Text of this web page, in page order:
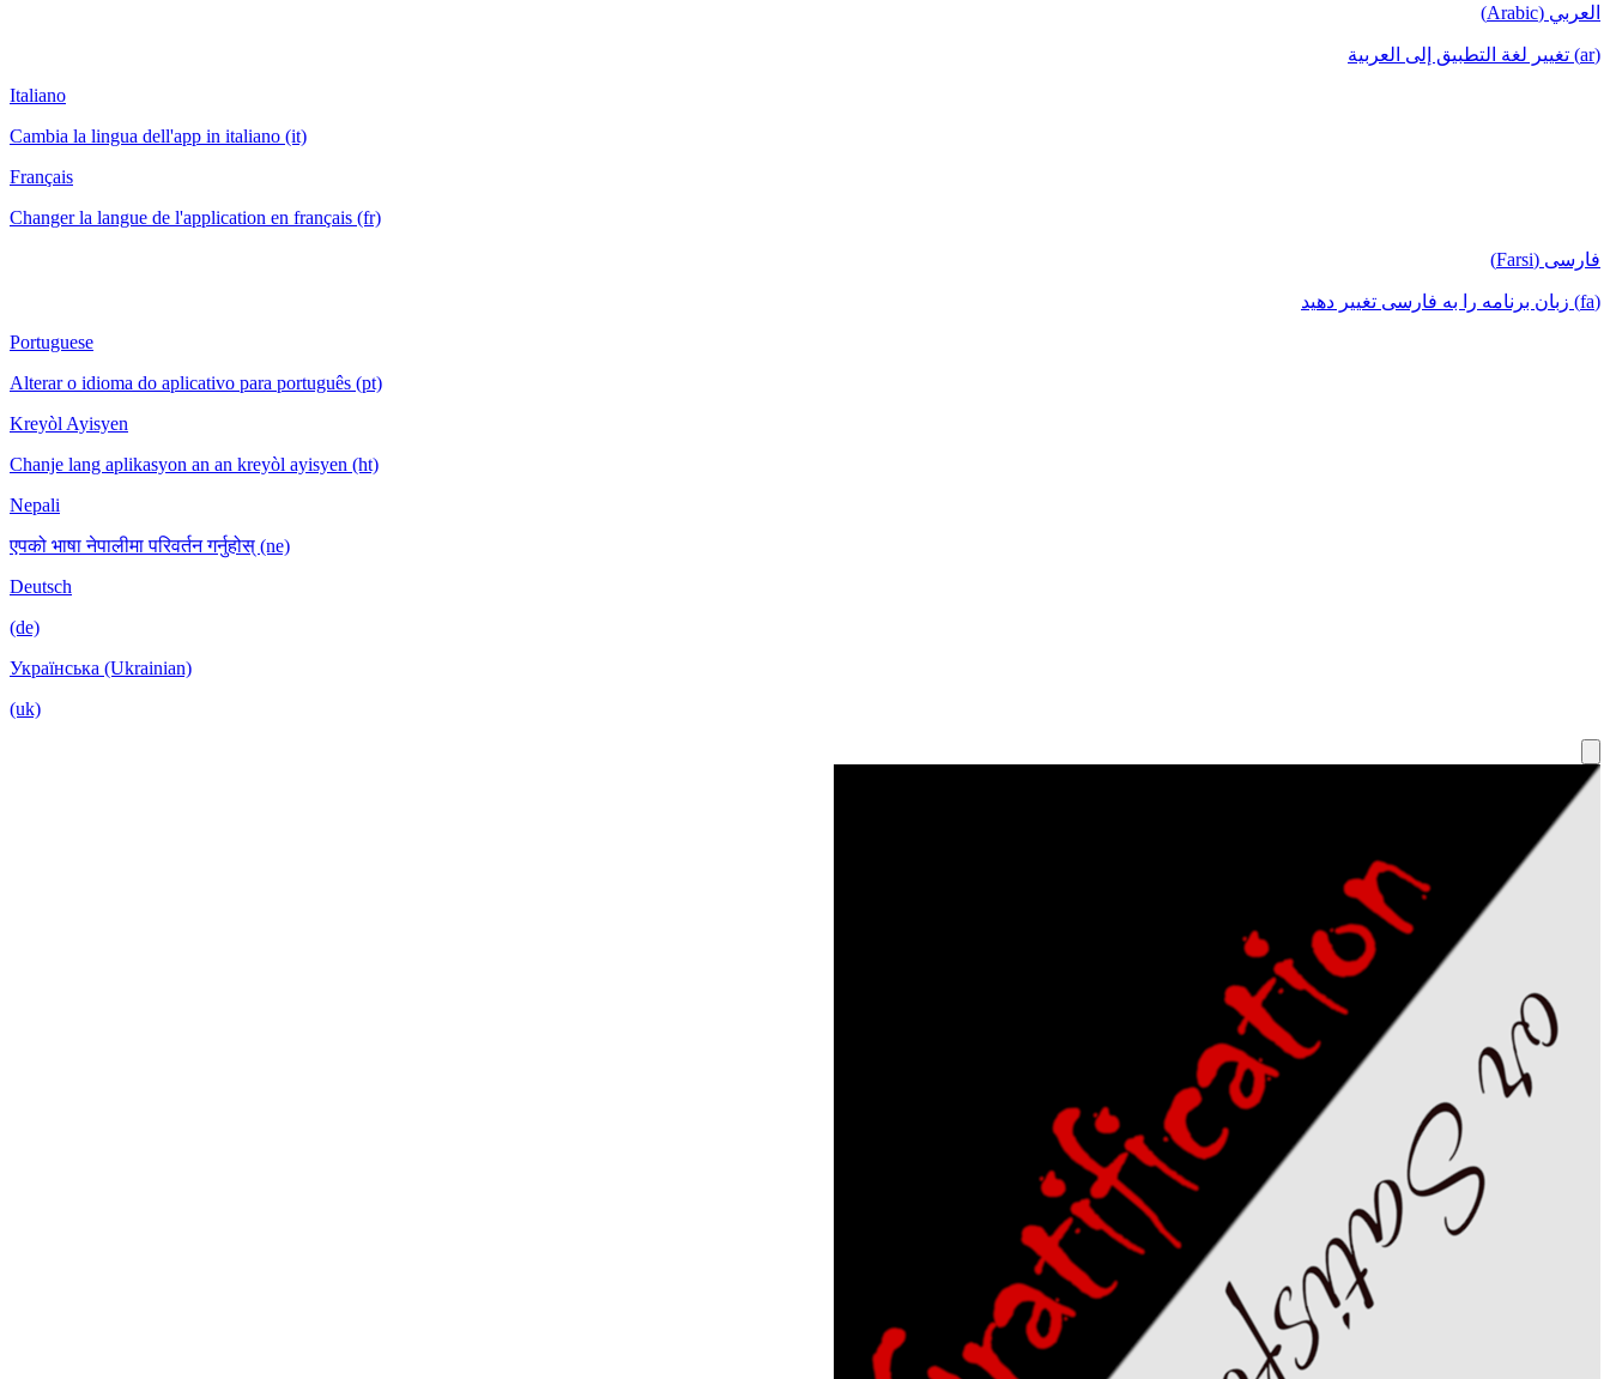
العربي (Arabic)
(ar) تغيير لغة التطبيق إلى العربية
Italiano
Cambia la lingua dell'app in italiano (it)
Français
Changer la langue de l'application en français (fr)
فارسی (Farsi)
(fa) زبان برنامه را به فارسی تغییر دهید
Portuguese
Alterar o idioma do aplicativo para português (pt)
Kreyòl Ayisyen
Chanje lang aplikasyon an an kreyòl ayisyen (ht)
Nepali
एपको भाषा नेपालीमा परिवर्तन गर्नुहोस् (ne)
Deutsch
(de)
Українська (Ukrainian)
(uk)